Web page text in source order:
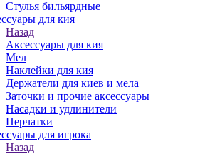
Стулья бильярдные
для кия
Назад
Аксессуары для кия
Мел
Наклейки для кия
Держатели для киев и мела
Заточки и прочие аксессуары
Насадки и удлинители
Перчатки
для игрока
Назад